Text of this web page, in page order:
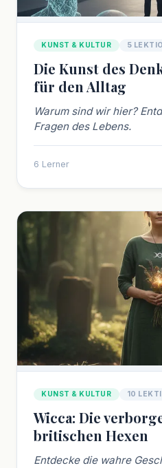
KUNST & KULTUR 5
Die Kunst des
für den Alltag
Warum sind wir hier?
Fragen des Lebens.
6 Lerner
KUNST & KULTUR 10
Wicca: Die
britischen Hexen
Entdecke die wahre